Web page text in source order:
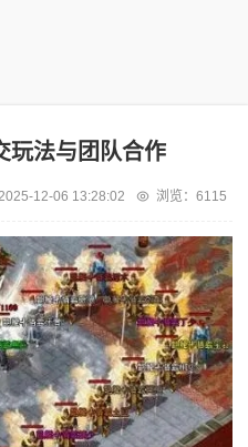
玩法与团队合作
12-06 13:28:02 浏览：6115